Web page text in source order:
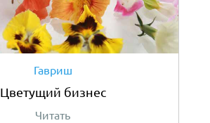
Гавриш
Цветущий бизнес
Читать